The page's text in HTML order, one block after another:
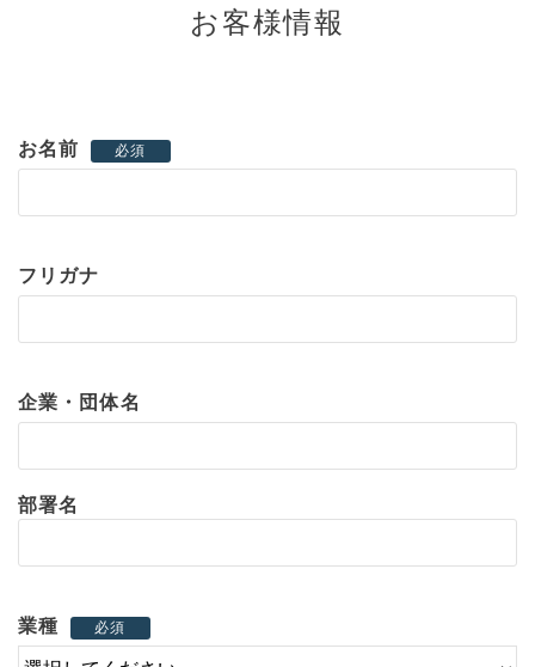
お客様情報
お名前 必須
フリガナ
企業・団体名
部署名
業種 必須